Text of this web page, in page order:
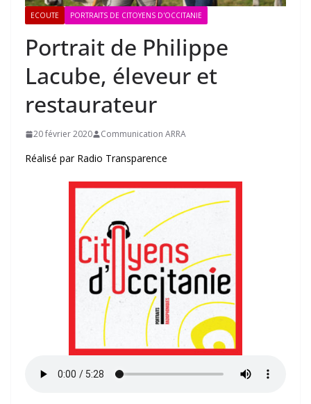
ECOUTE PORTRAITS DE CITOYENS D'OCCITANIE
Portrait de Philippe
Lacube, éleveur et
restaurateur
20 février 2020 Communication ARRA
Réalisé par Radio Transparence